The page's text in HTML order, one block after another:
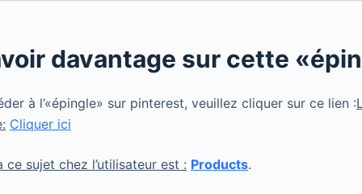
davantage sur cette
à l’«épingle» sur pinterest, veuillez cliquer sur ce lien :
Cliquer ici
ce sujet chez l’utilisateur est : Products.